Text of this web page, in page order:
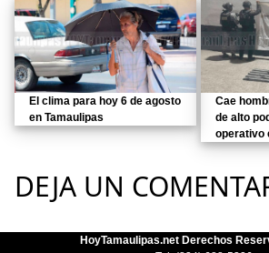
El clima para hoy 6 de agosto
en Tamaulipas
Cae
de alto
operativo
DEJA UN
HoyTamaulipas.net Derechos